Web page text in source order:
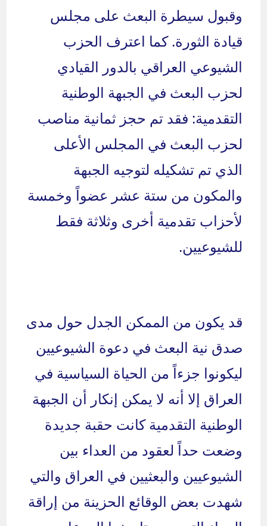
وقبول سيطرة البعث على مجلس
قيادة الثورة. كما اعترف الحزب
الشيوعي العراقي بالدور القيادي
لحزب البعث في الجبهة الوطنية
التقدمية: فقد تم حجز ثمانية مناصب
لحزب البعث في المجلس الأعلى
الذي تم تشكيله لتوجيه الجبهة
والمكون من ستة عشر عضواً وخمسة
لأحزاب تقدمية أخرى وثلاثة فقط
للشيوعيين.
قد يكون من الممكن الجدل حول مدى
صدق نية البعث في دعوة الشيوعيين
ليكونوا جزءاً من الحياة السياسية في
العراق إلا أنه لا يمكن إنكار أن الجبهة
الوطنية التقدمية كانت حقبة جديدة
وضعت حداً لعقود من العداء بين
الشيوعيين والبعثيين في العراق والتي
شهدت بعض الوقائع الحزينة من إراقة